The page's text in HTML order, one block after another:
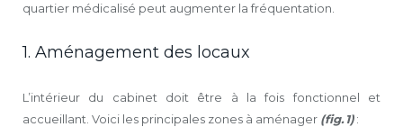
quartier médicalisé peut augmenter la fréquentation.
1. Aménagement des locaux
L’intérieur du cabinet doit être à la fois fonctionnel et
accueillant. Voici les principales zones à aménager (fig. 1):